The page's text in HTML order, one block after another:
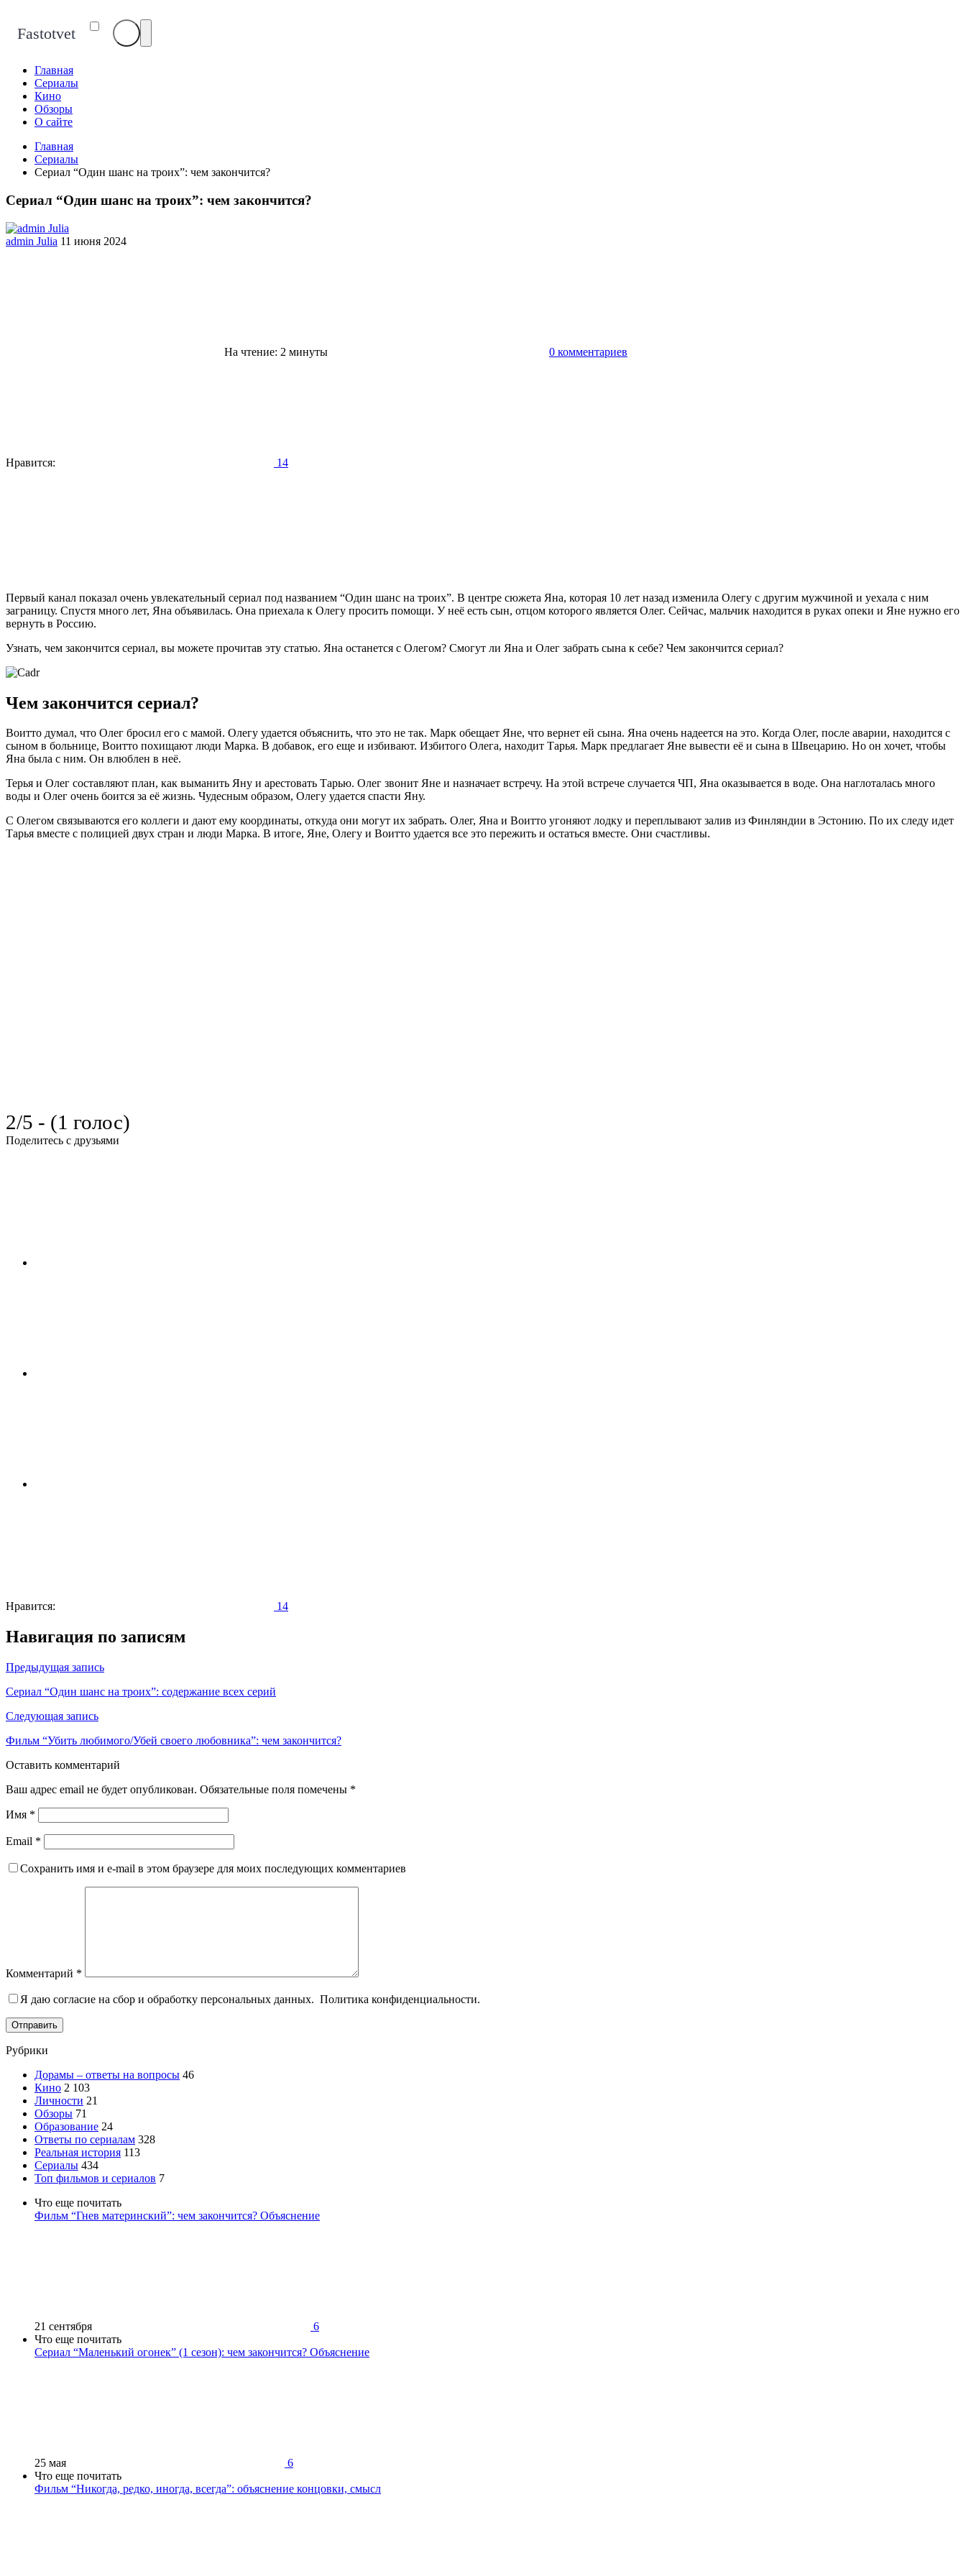
Fastotvet
Главная
Сериалы
Кино
Обзоры
О сайте
Главная
Сериалы
Сериал “Один шанс на троих”: чем закончится?
Сериал “Один шанс на троих”: чем закончится?
admin Julia 11 июня 2024
На чтение: 2 минуты 0 комментариев
Нравится: 14
Первый канал показал очень увлекательный сериал под названием “Один шанс на троих”. В центре сюжета Яна, которая 10 лет назад изменила Олегу с другим мужчиной и уехала с ним
заграницу. Спустя много лет, Яна объявилась. Она приехала к Олегу просить помощи. У неё есть сын, отцом которого является Олег. Сейчас, мальчик находится в руках опеки и Яне нужно его
вернуть в Россию.
Узнать, чем закончится сериал, вы можете прочитав эту статью. Яна останется с Олегом? Смогут ли Яна и Олег забрать сына к себе? Чем закончится сериал?
Чем закончится сериал?
Воитто думал, что Олег бросил его с мамой. Олегу удается объяснить, что это не так. Марк обещает Яне, что вернет ей сына. Яна очень надеется на это. Когда Олег, после аварии, находится с
сыном в больнице, Воитто похищают люди Марка. В добавок, его еще и избивают. Избитого Олега, находит Тарья. Марк предлагает Яне вывести её и сына в Швецарию. Но он хочет, чтобы
Яна была с ним. Он влюблен в неё.
Терья и Олег составляют план, как выманить Яну и арестовать Тарью. Олег звонит Яне и назначает встречу. На этой встрече случается ЧП, Яна оказывается в воде. Она наглоталась много
воды и Олег очень боится за её жизнь. Чудесным образом, Олегу удается спасти Яну.
С Олегом связываются его коллеги и дают ему координаты, откуда они могут их забрать. Олег, Яна и Воитто угоняют лодку и переплывают залив из Финляндии в Эстонию. По их следу идет
Тарья вместе с полицией двух стран и люди Марка. В итоге, Яне, Олегу и Воитто удается все это пережить и остаться вместе. Они счастливы.
2/5 - (1 голос)
Поделитесь с друзьями
Нравится: 14
Навигация по записям
Предыдущая запись
Сериал “Один шанс на троих”: содержание всех серий
Следующая запись
Фильм “Убить любимого/Убей своего любовника”: чем закончится?
Оставить комментарий
Ваш адрес email не будет опубликован. Обязательные поля помечены *
Имя *
Email *
Сохранить имя и e-mail в этом браузере для моих последующих комментариев
Комментарий *
Я даю согласие на сбор и обработку персональных данных. Политика конфиденциальности.
Отправить
Рубрики
Дорамы – ответы на вопросы 46
Кино 2 103
Личности 21
Обзоры 71
Образование 24
Ответы по сериалам 328
Реальная история 113
Сериалы 434
Топ фильмов и сериалов 7
Что еще почитать
Фильм “Гнев материнский”: чем закончится? Объяснение
21 сентября
6
Что еще почитать
Сериал “Маленький огонек” (1 сезон): чем закончится? Объяснение
25 мая
6
Что еще почитать
Фильм “Никогда, редко, иногда, всегда”: объяснение концовки, смысл